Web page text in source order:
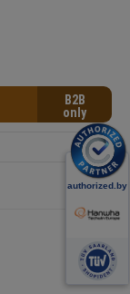
B2B